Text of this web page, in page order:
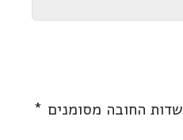
שדות החובה מסומנים *